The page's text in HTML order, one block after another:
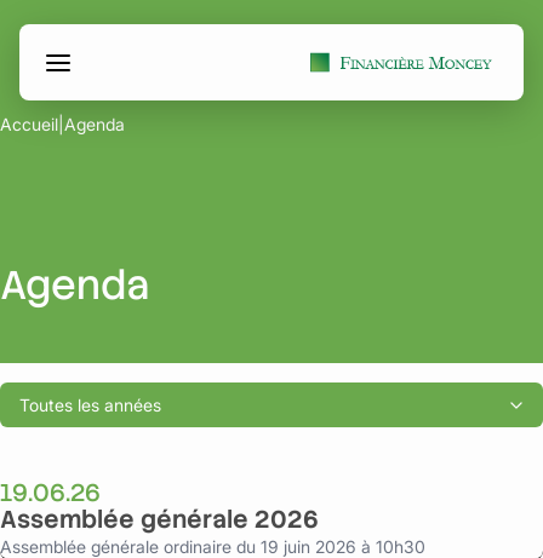
contenu
Accueil Agenda
Agenda
Toutes les années
19.06.26
Assemblée générale 2026
Assemblée générale ordinaire du 19 juin 2026 à 10h30